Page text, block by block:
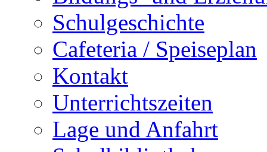
Schulgeschichte
Cafeteria / Speiseplan
Kontakt
Unterrichtszeiten
Lage und Anfahrt